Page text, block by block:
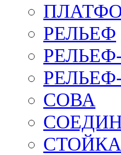
РЕЛЬЕФ
СОВА